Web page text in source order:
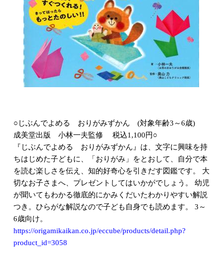
○じぶんでよめる おりがみずかん (対象年齢3～6歳)
成美堂出版 小林一夫監修 税込1,100円○
『じぶんでよめる おりがみずかん』は、文字に興味を持
ちはじめた子どもに、「おりがみ」をとおして、自分で本
を読む楽しさを伝え、知的好奇心を引きだす図鑑です。 大
切なお子さまへ、プレゼントしてはいかがでしょう。 幼児
が聞いてもわかる徹底的にかみくだいたわかりやすい解説
つき。ひらがな解説なので子ども自身でも読めます。 3～
6歳向け。
https://origamikaikan.co.jp/eccube/products/detail.php?
product_id=3058